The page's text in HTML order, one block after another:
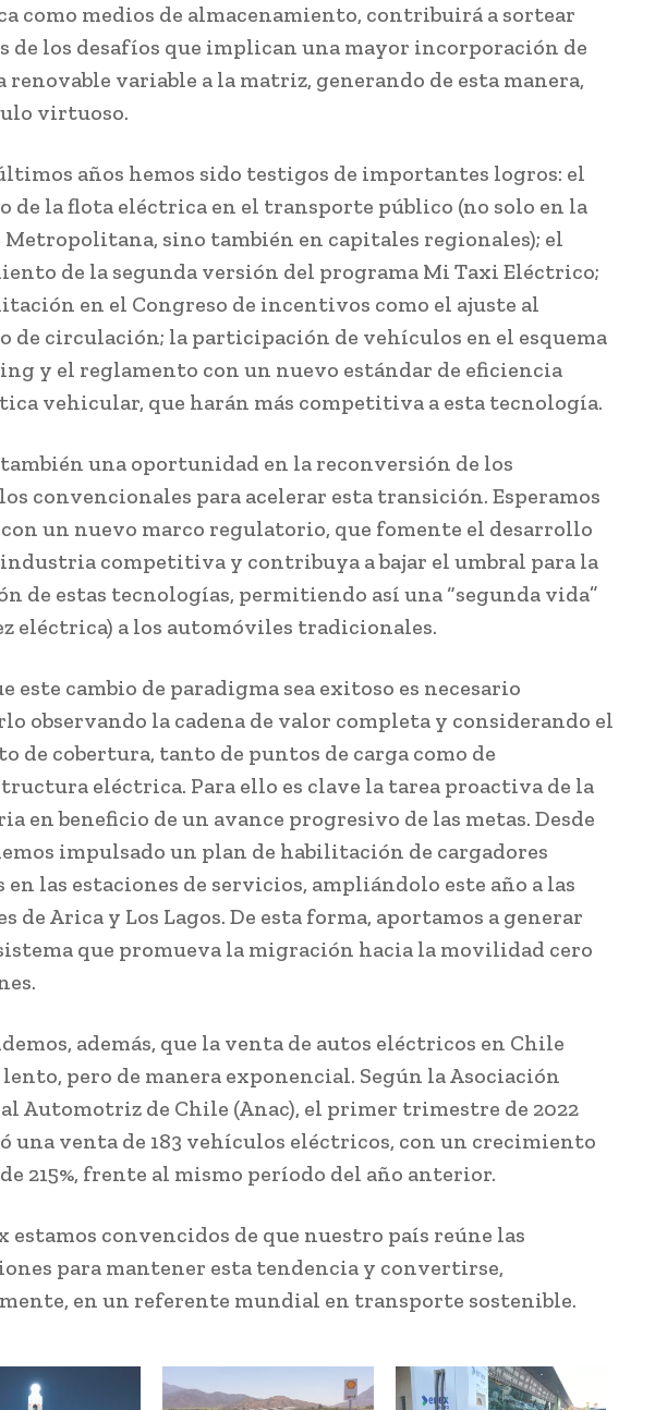
como medios de almacenamiento, contribuirá a sortear
de los desafíos que implican una mayor incorporación de
renovable variable a la matriz, generando de esta manera,
virtuoso.
años hemos sido testigos de importantes logros: el
de la flota eléctrica en el transporte público (no solo en la
Metropolitana, sino también en capitales regionales); el
de la segunda versión del programa Mi Taxi Eléctrico;
en el Congreso de incentivos como el ajuste al
de circulación; la participación de vehículos en el esquema
y el reglamento con un nuevo estándar de eficiencia
vehicular, que harán más competitiva a esta tecnología.
una oportunidad en la reconversión de los
convencionales para acelerar esta transición. Esperamos
un nuevo marco regulatorio, que fomente el desarrollo
industria competitiva y contribuya a bajar el umbral para la
de estas tecnologías, permitiendo así una “segunda vida”
eléctrica) a los automóviles tradicionales.
este cambio de paradigma sea exitoso es necesario
observando la cadena de valor completa y considerando el
de cobertura, tanto de puntos de carga como de
eléctrica. Para ello es clave la tarea proactiva de la
en beneficio de un avance progresivo de las metas. Desde
impulsado un plan de habilitación de cargadores
en las estaciones de servicios, ampliándolo este año a las
de Arica y Los Lagos. De esta forma, aportamos a generar
que promueva la migración hacia la movilidad cero
además, que la venta de autos eléctricos en Chile
lento, pero de manera exponencial. Según la Asociación
Automotriz de Chile (Anac), el primer trimestre de 2022
una venta de 183 vehículos eléctricos, con un crecimiento
215%, frente al mismo período del año anterior.
estamos convencidos de que nuestro país reúne las
para mantener esta tendencia y convertirse,
en un referente mundial en transporte sostenible.